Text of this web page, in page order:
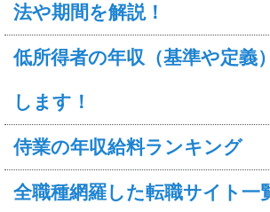
法や期間を解説！
低所得者の年収（基準や定義
します！
侍業の年収給料ランキング
全職種網羅した転職サイト一